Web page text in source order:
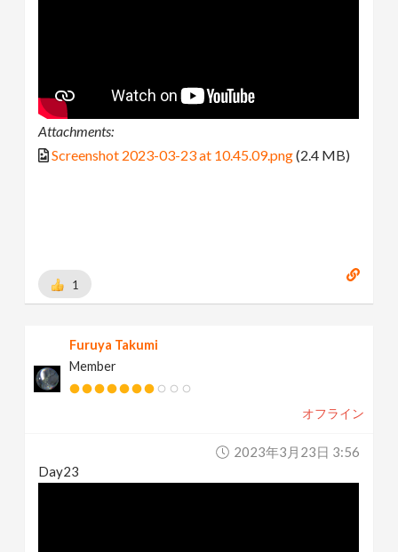
Attachments:
Screenshot 2023-03-23 at 10.45.09.png(2.4 MB)
1
Furuya Takumi
Member
オフライン
2023年3月23日 3:56
Day23